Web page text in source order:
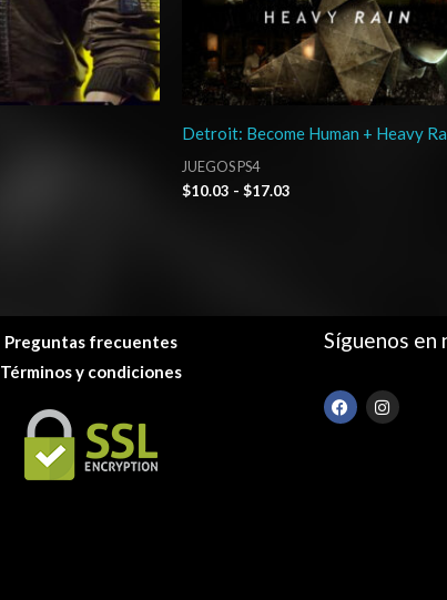
Detroit: Become Human + Heavy
JUEGOS PS4
$10.03 - $17.03
Preguntas frecuentes
Términos y condiciones
Síguenos en
F
a
I
n